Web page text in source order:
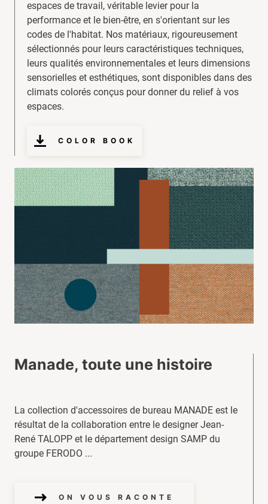
espaces de travail, véritable levier pour la
performance et le bien-être, en s'orientant sur les
codes de l'habitat. Nos matériaux, rigoureusement
sélectionnés pour leurs caractéristiques techniques,
leurs qualités environnementales et leurs dimensions
sensorielles et esthétiques, sont disponibles dans des
climats colorés conçus pour donner du relief à vos
espaces.
COLOR BOOK
Manade, toute une histoire
La collection d'accessoires de bureau MANADE est le
résultat de la collaboration entre le designer Jean-
René TALOPP et le département design SAMP du
groupe FERODO ...
ON VOUS RACONTE